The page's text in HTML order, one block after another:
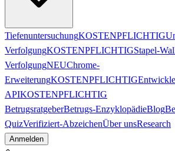
TiefenuntersuchungKOSTENPFLICHTIG
VerfolgungKOSTENPFLICHTIGStapel-
VerfolgungNEUChrome-
ErweiterungKOSTENPFLICHTIG
APIKOSTENPFLICHTIG
BetrugsratgeberBetrugs-EnzyklopädieBlog
QuizVerifiziert-AbzeichenÜber unsResearch
Anmelden